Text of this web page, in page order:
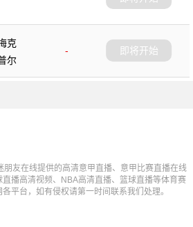
克
-
尔
即将开始
朋友在线提供的高清意甲直播、意甲比赛直播在线
播高清视频、NBA高清直播、篮球直播等体育赛
平台，如有侵权请第一时间联系我们处理。